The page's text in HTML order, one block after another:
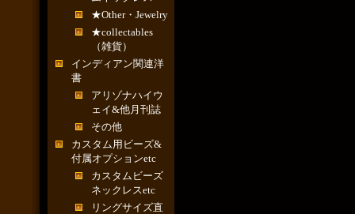
★Other・Jewelry
★collectables
（雑貨）
インディアン関連洋
書
アリゾナハイウ
ェイ&他月刊誌
その他
カスタム用ビーズ&
付属オプションetc
カスタムビーズ
ネックレスetc
リングサイズ直